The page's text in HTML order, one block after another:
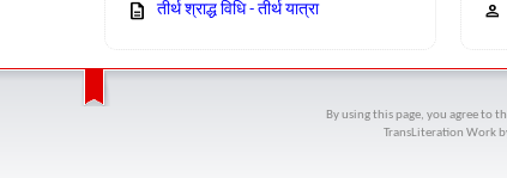
तीर्थ श्राद्ध विधि - तीर्थ यात्रा
By using this page, you agree to
TransLiteration Work